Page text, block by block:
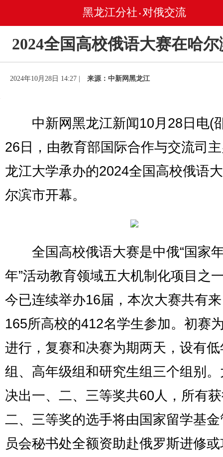
黑龙江分社 • 对俄交流
2024全国高校俄语大赛在哈
2024年10月28日 14:27 | 来源：中新网黑龙江
中新网黑龙江新闻10月28日电(
26日，由教育部国际合作与交流司
龙江大学承办的2024全国高校俄语
尔滨市开幕。
全国高校俄语大赛是中俄“国家年
年”活动教育领域五大机制化项目之
今已连续举办16届，本次大赛共有
165所高校的412名学生参加。初赛
进行，复赛和决赛为期两天，设有
组、高年级组和研究生组三个组别
决出一、二、三等奖共60人，所有
二、三等奖的选手将由国家留学基
员会秘书处全额资助赴俄罗斯进修